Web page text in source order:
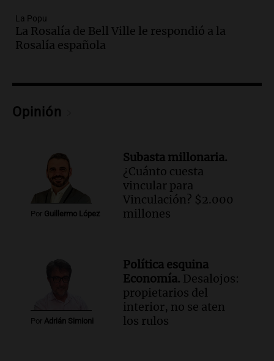
jóvenes de la región
Panorama Federal
Episodios
Panorama Federal
Episodios
exposición en la sociedad rural de
Bulaya este sábado
Panorama Federal
Episodios
Audio.Denuncias por represión en el
Episodios
Audio.
Río Gallegos reporta frío extremo
y llega avión para escuelas de la décima
brigada aérea
Panorama Federal
La Popu
La Rosalía de Bell Ville le respondió a la
Rosalía española
Opinión
Por Guillermo López
Subasta millonaria.
¿Cuánto cuesta
vincular para
Vinculación? $2.000
millones
Por Adrián Simioni
Política esquina
Economía. Desalojos:
propietarios del
interior, no se aten
los rulos